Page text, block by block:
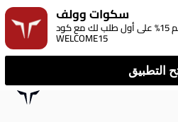
سكوات وولف
نزل تطبيقنا وخصم 15% على أول طلب لك مع كود:
WELCOME15
التطبيق